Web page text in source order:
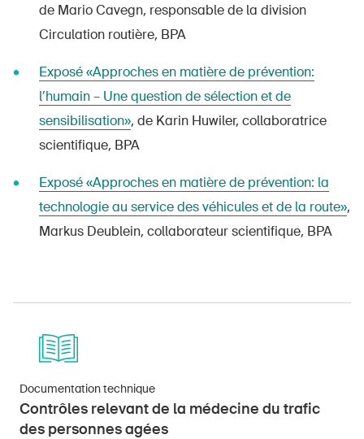
de Mario Cavegn, responsable de la division
Circulation routière, BPA
Exposé «Approches en matière de prévention:
l’humain – Une question de sélection et de
sensibilisation», de Karin Huwiler, collaboratrice
scientifique, BPA
Exposé «Approches en matière de prévention: la
technologie au service des véhicules et de la route»,
Markus Deublein, collaborateur scientifique, BPA
Documentation technique
Contrôles relevant de la médecine du trafic
des personnes agées